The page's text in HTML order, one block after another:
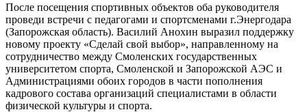
После посещения спортивных объектов оба руководителя
проведи встречи с педагогами и спортсменами г.Энергодара
(Запорожская область). Василий Анохин выразил поддержку
новому проекту «Сделай свой выбор», направленному на
сотрудничество между Смоленских государственных
университетом спорта, Смоленской и Запорожской АЭС и
Администрациями обоих городов в части пополнения
кадрового состава организаций специалистами в области
физической культуры и спорта.